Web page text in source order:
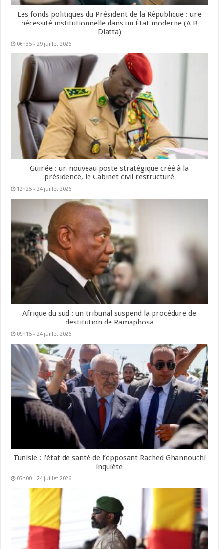
Les fonds politiques du Président de la République : une
nécessité institutionnelle dans un État moderne (A B
Diatta)
06h35 - 29 juillet 2026
Guinée : un nouveau poste stratégique créé à la
présidence, le Cabinet civil restructuré
12h25 - 24 juillet 2026
Afrique du sud : un tribunal suspend la procédure de
destitution de Ramaphosa
09h15 - 24 juillet 2026
Tunisie : l’état de santé de l’opposant Rached Ghannouchi
inquiète
07h00 - 24 juillet 2026